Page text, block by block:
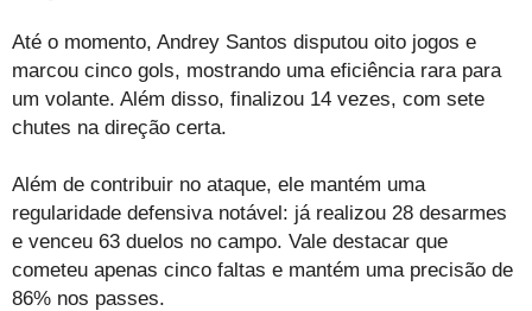
Até o momento, Andrey Santos disputou oito jogos e
marcou cinco gols, mostrando uma eficiência rara para
um volante. Além disso, finalizou 14 vezes, com sete
chutes na direção certa.
Além de contribuir no ataque, ele mantém uma
regularidade defensiva notável: já realizou 28 desarmes
e venceu 63 duelos no campo. Vale destacar que
cometeu apenas cinco faltas e mantém uma precisão de
86% nos passes.